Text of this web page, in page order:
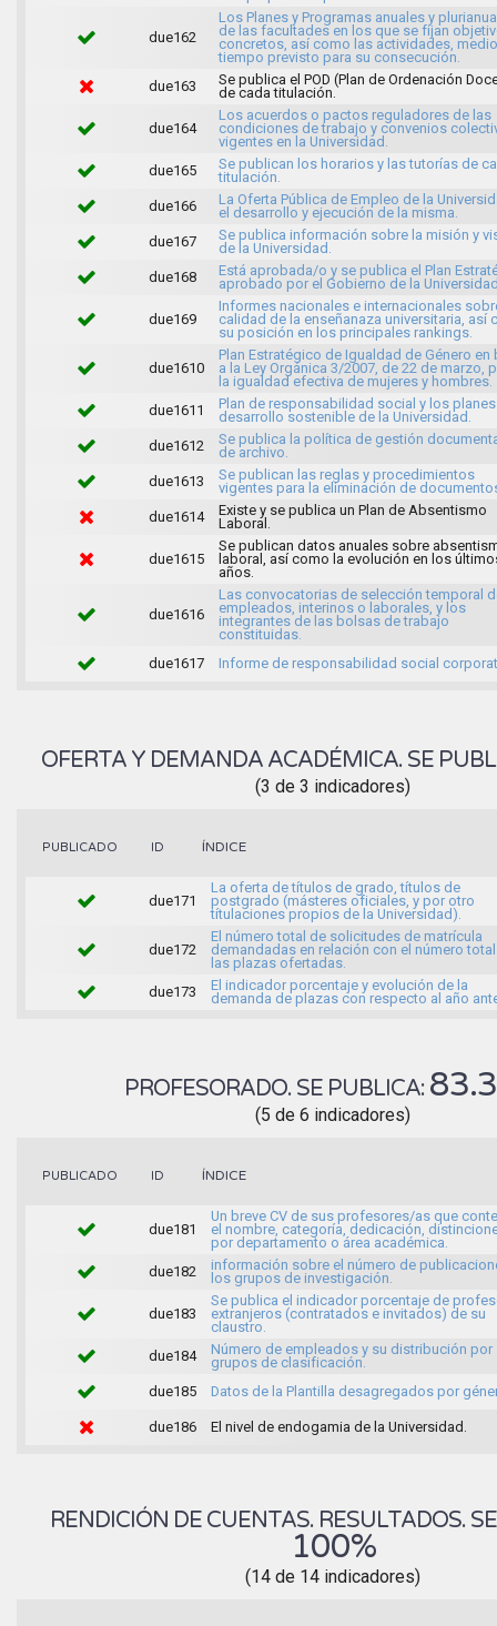
due162
Los Planes y Programas anuales y
de las facultades en los que se fijan
concretos, así como las actividades,
tiempo previsto para su consecución.
due163
Se publica el POD (Plan de Ordenación
de cada titulación.
due164
Los acuerdos o pactos reguladores de las
condiciones de trabajo y convenios
vigentes en la Universidad.
due165
Se publican los horarios y las tutorías de
titulación.
due166
La Oferta Pública de Empleo de la
el desarrollo y ejecución de la misma.
due167
Se publica información sobre la misión y
de la Universidad.
due168
Está aprobada/o y se publica el Plan
aprobado por el Gobierno de la
due169
Informes nacionales e internacionales
calidad de la enseñanaza universitaria, así
su posición en los principales rankings.
due1610
Plan Estratégico de Igualdad de Género en
a la Ley Orgánica 3/2007, de 22 de marzo,
la igualdad efectiva de mujeres y hombres.
due1611
Plan de responsabilidad social y los
desarrollo sostenible de la Universidad.
due1612
Se publica la política de gestión
de archivo.
due1613
Se publican las reglas y procedimientos
vigentes para la eliminación de
due1614
Existe y se publica un Plan de Absentismo
Laboral.
due1615
Se publican datos anuales sobre
laboral, así como la evolución en los
años.
due1616
Las convocatorias de selección temporal
empleados, interinos o laborales, y los
integrantes de las bolsas de trabajo
constituidas.
due1617
Informe de responsabilidad social
OFERTA Y DEMANDA ACADÉMICA. SE
(3 de 3 indicadores)
PUBLICADO ID ÍNDICE
due171
La oferta de títulos de grado, títulos de
postgrado (másteres oficiales, y por otro
títulaciones propios de la Universidad).
due172
El número total de solicitudes de matrícula
demandadas en relación con el número
las plazas ofertadas.
due173
El indicador porcentaje y evolución de la
demanda de plazas con respecto al año
PROFESORADO. SE PUBLICA:
(5 de 6 indicadores)
PUBLICADO ID ÍNDICE
due181
Un breve CV de sus profesores/as que
el nombre, categoría, dedicación,
por departamento o área académica.
due182
información sobre el número de
los grupos de investigación.
due183
Se publica el indicador porcentaje de
extranjeros (contratados e invitados) de su
claustro.
due184
Número de empleados y su distribución por
grupos de clasificación.
due185
Datos de la Plantilla desagregados por
due186 El nivel de endogamia de la Universidad.
RENDICIÓN DE CUENTAS. RESULTADOS.
100%
(14 de 14 indicadores)